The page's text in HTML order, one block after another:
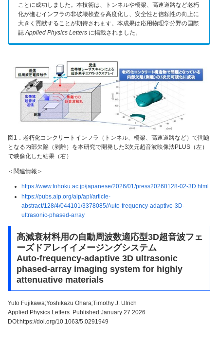
ことに成功しました。本技術は、トンネルや橋梁、高速道路など老朽
化が進むインフラの非破壊検査を高度化し、安全性と信頼性の向上に
大きく貢献することが期待されます。本成果は応用物理学分野の国際
誌Applied Physics Letters に掲載されました。
図1．老朽化コンクリートインフラ（トンネル、橋梁、高速道路など）で問題
となる内部欠陥（剥離）を本研究で開発した3次元超音波映像法PLUS（左）
で映像化した結果（右）
＜関連情報＞
https://www.tohoku.ac.jp/japanese/2026/01/press20260128-02-3D.html
https://pubs.aip.org/aip/apl/article-
abstract/128/4/044101/3378085/Auto-frequency-adaptive-3D-
ultrasonic-phased-array
高減衰材料用の自動周波数適応型3D超音波フェ
ーズドアレイイメージングシステム
Auto-frequency-adaptive 3D ultrasonic
phased-array imaging system for highly
attenuative materials
Yuto Fujikawa;Yoshikazu Ohara;Timothy J. Ulrich
Applied Physics Letters Published:January 27 2026
DOI:https://doi.org/10.1063/5.0291949